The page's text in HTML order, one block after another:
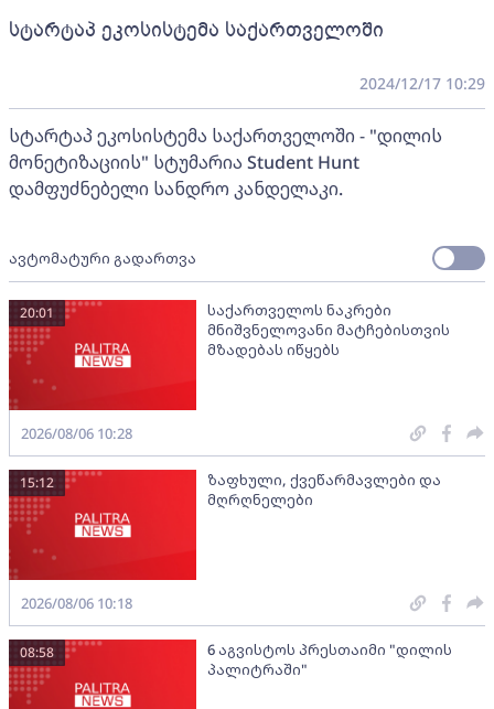
სტარტაპ ეკოსისტემა საქართველოში
2024/12/17 10:29
სტარტაპ ეკოსისტემა საქართველოში - "დილის
მონეტიზაციის" სტუმარია Student Hunt
დამფუძნებელი სანდრო კანდელაკი.
ავტომატური გადართვა
საქართველოს ნაკრები
მნიშვნელოვანი მატჩებისთვის
მზადებას იწყებს
20:01
2026/08/06 10:28
ზაფხული, ქვეწარმავლები და
მღრღნელები
15:12
2026/08/06 10:18
6 აგვისტოს პრესთაიმი "დილის
პალიტრაში"
08:58